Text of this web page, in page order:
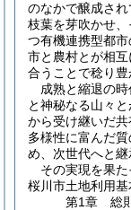
のなかで醸成さ
枝葉を芽吹かせ
つ有機連携型都
市と農村とが相
合うことで稔り豊
成熟と縮退の
と神秘なる山々
から受け継いだ
多様性に富んだ
め、次世代へと継
その実現を果
桜川市土地利用基
第1章
総則